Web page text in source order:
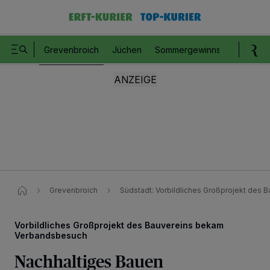
Grevenbroich Jüchen Sommergewinnspiel
Grevenbroich Südstadt: Vorbildliches Großprojekt des
Vorbildliches Großprojekt des Bauvereins bekam
Verbandsbesuch
Nachhaltiges Bauen